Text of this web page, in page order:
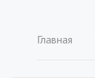
Главная